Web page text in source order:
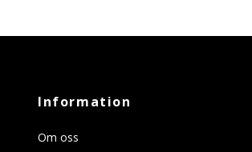
Information
Om oss